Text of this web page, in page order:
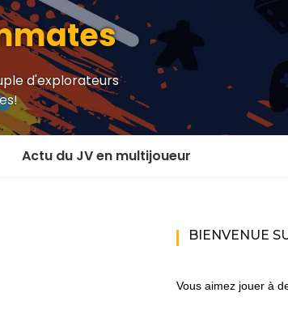
d'explorateurs
Actu du JV en multijoueur
BIENVENUE
Vous aimez jouer à